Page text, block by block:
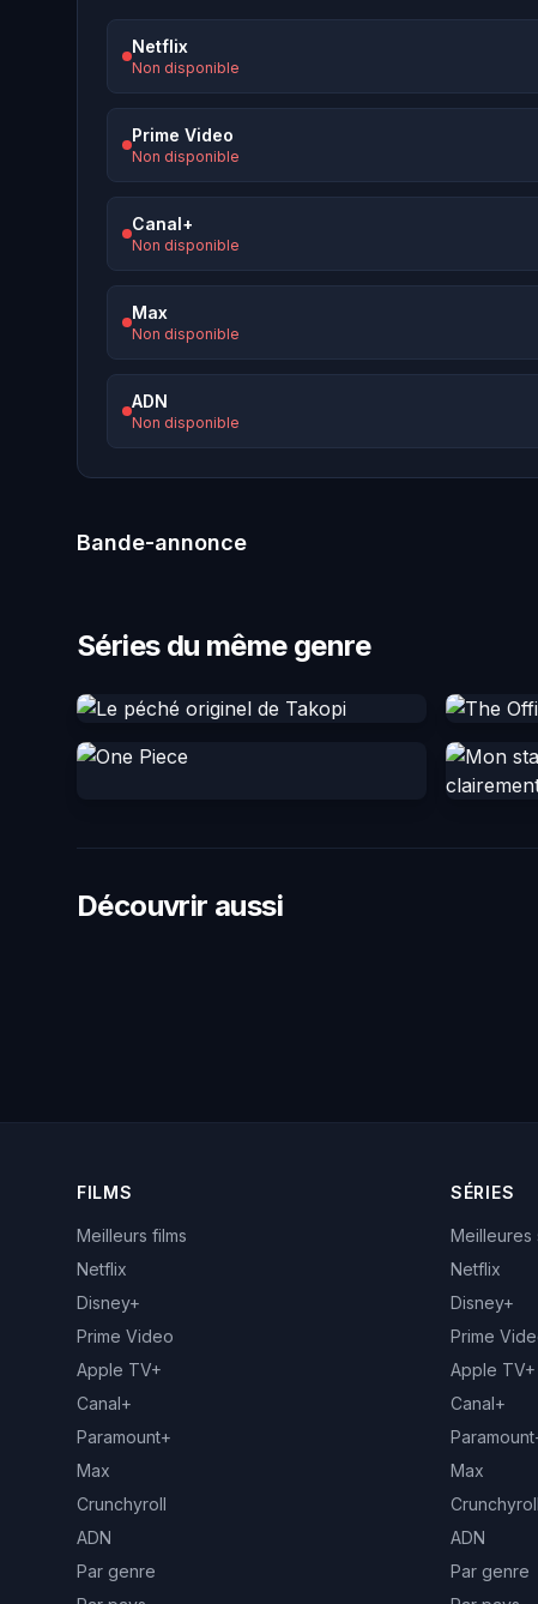
Netflix
Non disponible
Prime Video
Non disponible
Canal+
Non disponible
Max
Non disponible
ADN
Non disponible
Bande-annonce
Séries du même genre
Découvrir aussi
FILMS
Meilleurs films
Netflix
Disney+
Prime Video
Apple TV+
Canal+
Paramount+
Max
Crunchyroll
ADN
Par genre
SÉRIES
Meilleures
Netflix
Disney+
Prime
Apple TV+
Canal+
Max
Crunchyroll
ADN
Par genre